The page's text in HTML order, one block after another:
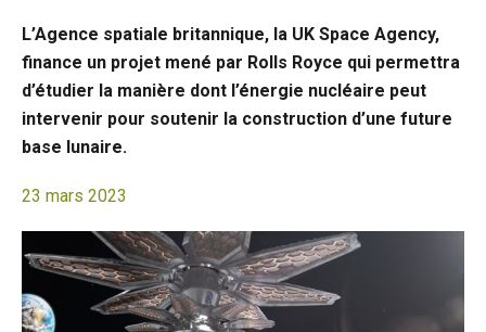
L’Agence spatiale britannique, la UK Space Agency,
finance un projet mené par Rolls Royce qui permettra
d’étudier la manière dont l’énergie nucléaire peut
intervenir pour soutenir la construction d’une future
base lunaire.
23 mars 2023